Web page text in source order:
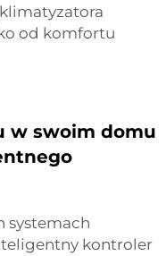
od komfortu
w swoim domu
systemach
kontroler